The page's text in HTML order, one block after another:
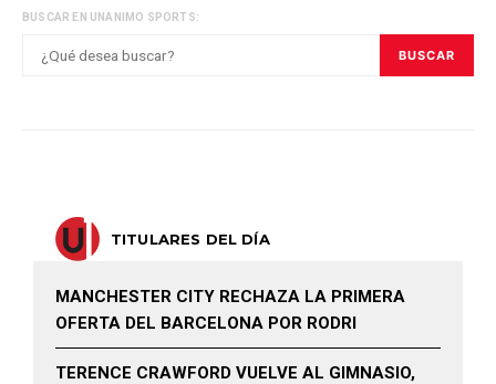
BUSCAR EN UNANIMO SPORTS:
BUSCAR
TITULARES DEL DÍA
MANCHESTER CITY RECHAZA LA PRIMERA
OFERTA DEL BARCELONA POR RODRI
TERENCE CRAWFORD VUELVE AL GIMNASIO,